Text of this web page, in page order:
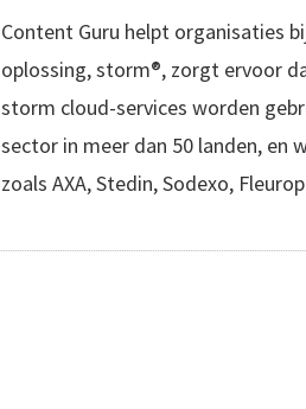
Content Guru helpt organisaties
oplossing, storm®, zorgt ervoor
storm cloud-services worden
sector in meer dan 50 landen,
zoals AXA, Stedin, Sodexo,